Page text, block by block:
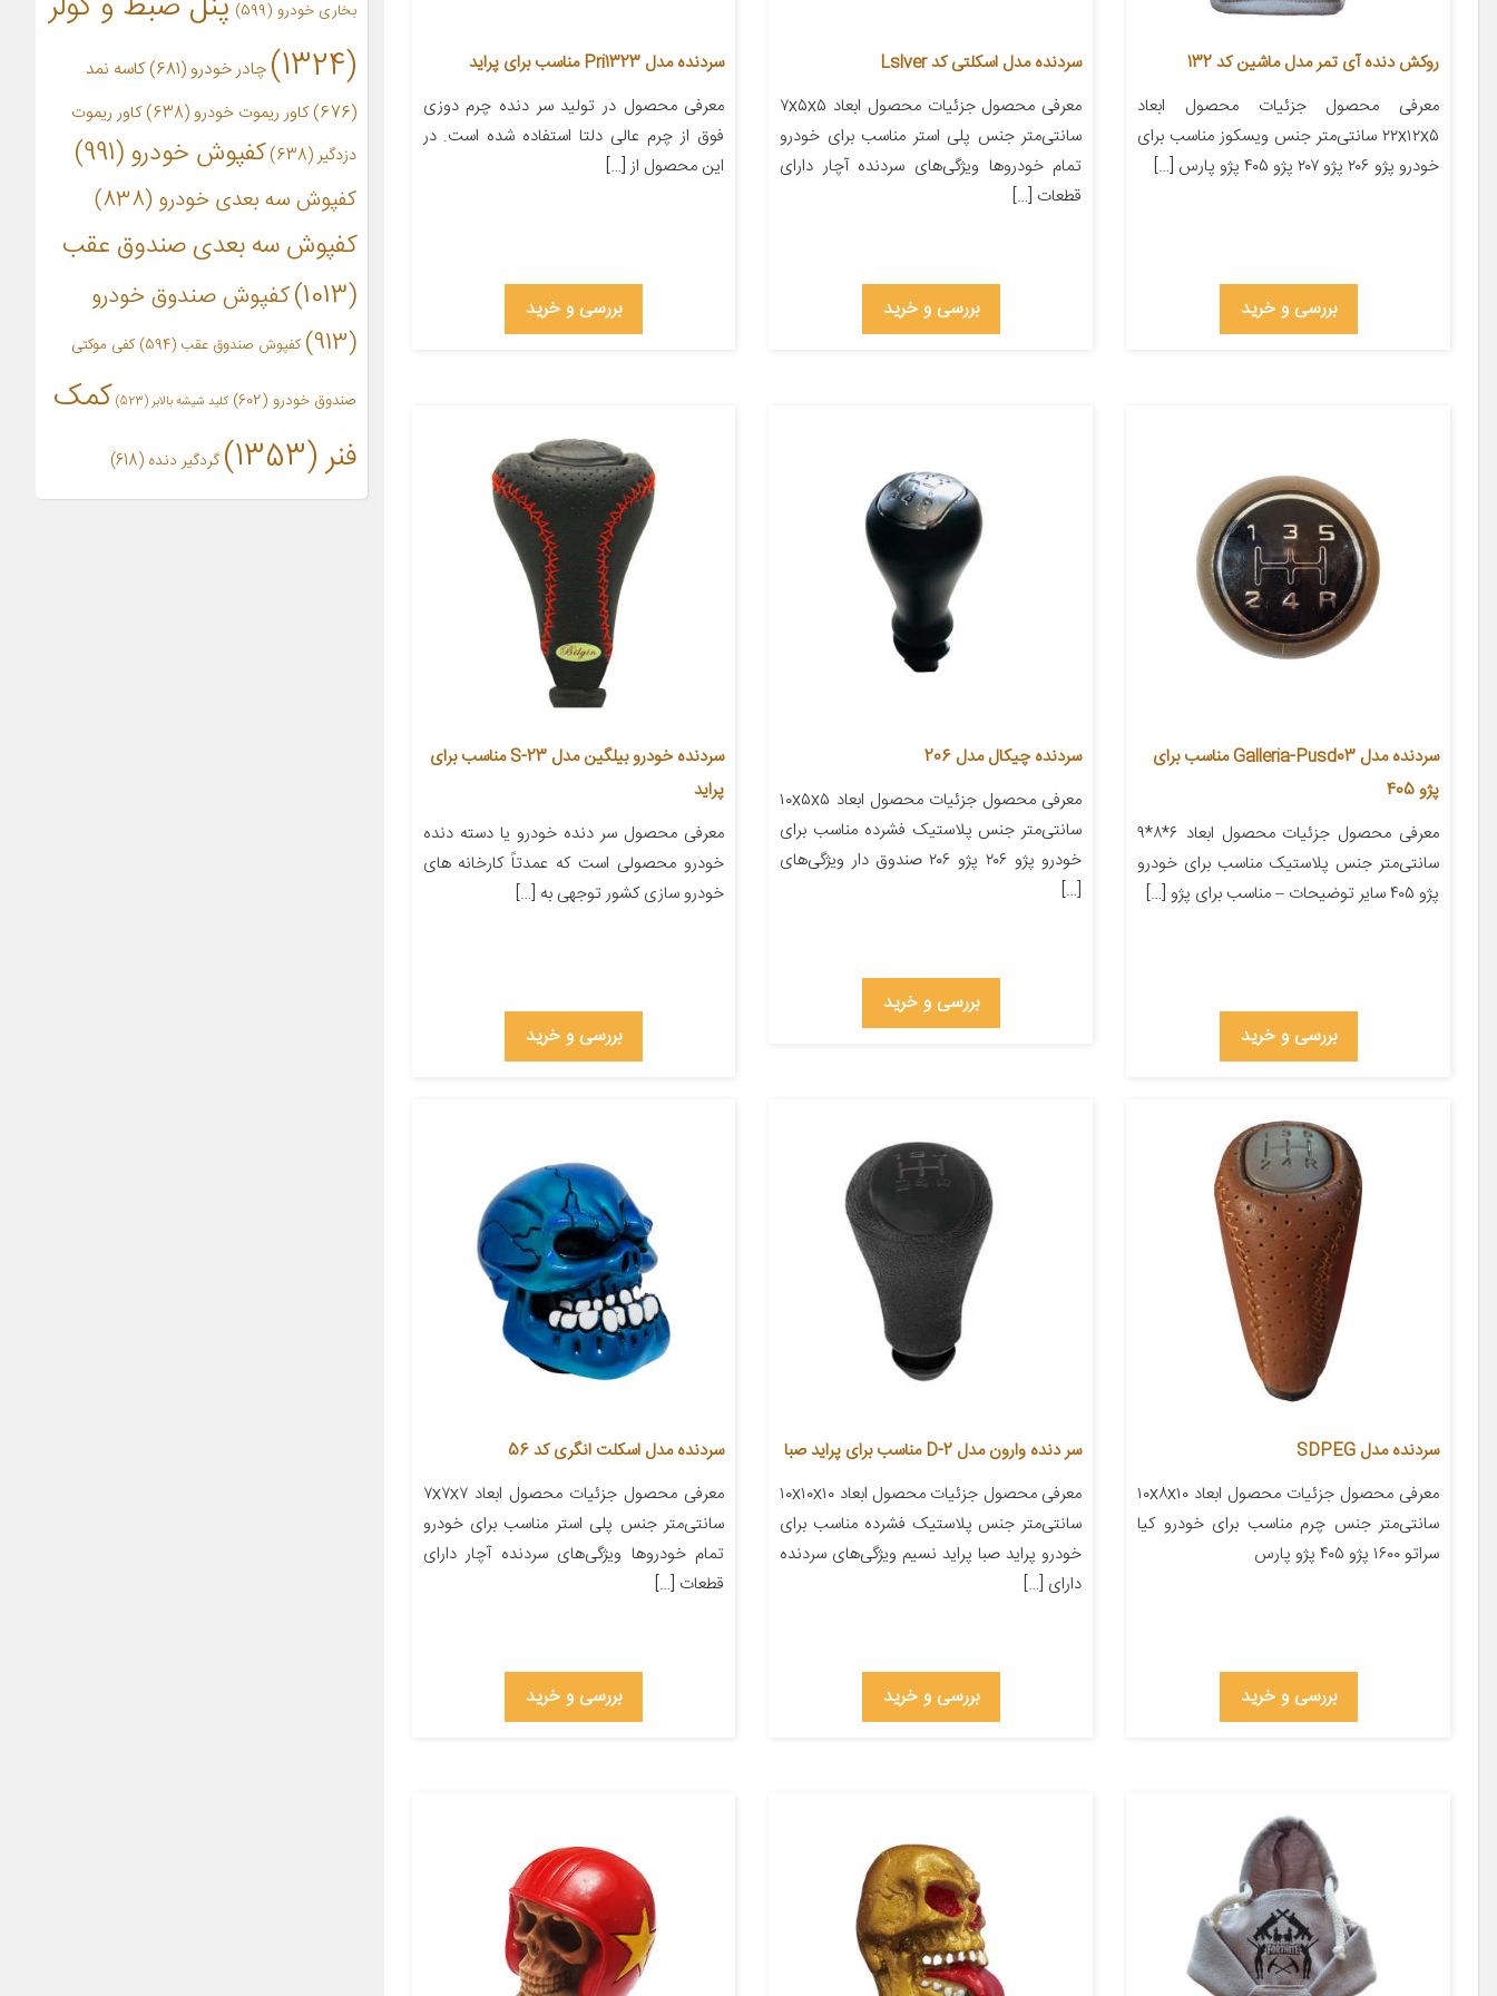
روکش دنده آی تمر مدل ماشین کد 132
معرفی محصول جزئیات محصول ابعاد
۲۲x۱۲x۵ سانتی‌متر جنس ویسکوز مناسب برای
خودرو پژو ۲۰۶ پژو ۲۰۷ پژو ۴۰۵ پژو پارس […]
بررسی و خرید
سردنده مدل اسکلتی کد Lslver
معرفی محصول جزئیات محصول ابعاد ۷x۵x۵
سانتی‌متر جنس پلی استر مناسب برای خودرو
تمام خودروها ویژگی‌های سردنده آچار دارای
قطعات […]
بررسی و خرید
سردنده مدل Pri1323 مناسب برای پراید
معرفی محصول در تولید سر دنده چرم دوزی
فوق از چرم عالی دلتا استفاده شده است. در
این محصول از […]
بررسی و خرید
سردنده مدل Galleria-Pusd03 مناسب برای
پژو 405
معرفی محصول جزئیات محصول ابعاد ۶*۸*۹
سانتی‌متر جنس پلاستیک مناسب برای خودرو
پژو ۴۰۵ سایر توضیحات – مناسب برای پژو […]
بررسی و خرید
سردنده چیکال مدل 206
معرفی محصول جزئیات محصول ابعاد ۱۰x۵x۵
سانتی‌متر جنس پلاستیک فشرده مناسب برای
خودرو پژو ۲۰۶ پژو ۲۰۶ صندوق دار ویژگی‌های
[…]
بررسی و خرید
سردنده خودرو بیلگین مدل S-23 مناسب برای
پراید
معرفی محصول سر دنده خودرو یا دسته دنده
خودرو محصولی است که عمدتاً کارخانه های
خودرو سازی کشور توجهی به […]
بررسی و خرید
سردنده مدل SDPEG
معرفی محصول جزئیات محصول ابعاد ۱۰x۸x۱۰
سانتی‌متر جنس چرم مناسب برای خودرو کیا
سراتو ۱۶۰۰ پژو ۴۰۵ پژو پارس
بررسی و خرید
سر دنده وارون مدل D-2 مناسب برای پراید صبا
معرفی محصول جزئیات محصول ابعاد ۱۰x۱۰x۱۰
سانتی‌متر جنس پلاستیک فشرده مناسب برای
خودرو پراید صبا پراید نسیم ویژگی‌های سردنده
دارای […]
بررسی و خرید
سردنده مدل اسکلت انگری کد 56
معرفی محصول جزئیات محصول ابعاد ۷x۷x۷
سانتی‌متر جنس پلی استر مناسب برای خودرو
تمام خودروها ویژگی‌های سردنده آچار دارای
قطعات […]
بررسی و خرید
بخاری خودرو (599)
(1324)
چادر خودرو (681)
کاسه نمد
(676)
کاور ریموت خودرو(638)
کاور ریموت
دزدگیر(638) کفپوش خودرو(991)
کفپوش سه بعدی خودرو (838)
کفپوش سه بعدی صندوق عقب
(1013)
کفپوش صندوق خودرو
(913)
کفپوش صندوق عقب (594) کفی موکتی
صندوق خودرو (602) کلید شیشه بالابر(523)
کمک
فنر(1353) گردگیر دنده (618)